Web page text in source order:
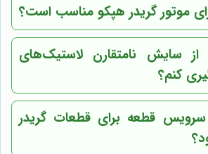
موتور گریدر هپکو مناسب است؟
از سایش نامتقارن لاستیک‌های
کنم؟
سرویس قطعه برای قطعات گریدر